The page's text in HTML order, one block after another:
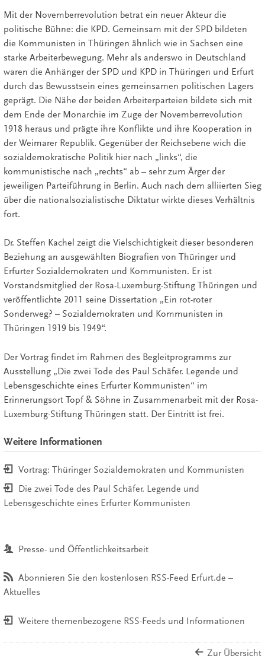
Mit der Novemberrevolution betrat ein neuer Akteur die
politische Bühne: die KPD. Gemeinsam mit der SPD bildeten
die Kommunisten in Thüringen ähnlich wie in Sachsen eine
starke Arbeiterbewegung. Mehr als anderswo in Deutschland
waren die Anhänger der SPD und KPD in Thüringen und Erfurt
durch das Bewusstsein eines gemeinsamen politischen Lagers
geprägt. Die Nähe der beiden Arbeiterparteien bildete sich mit
dem Ende der Monarchie im Zuge der Novemberrevolution
1918 heraus und prägte ihre Konflikte und ihre Kooperation in
der Weimarer Republik. Gegenüber der Reichsebene wich die
sozialdemokratische Politik hier nach „links“, die
kommunistische nach „rechts“ ab – sehr zum Ärger der
jeweiligen Parteiführung in Berlin. Auch nach dem alliierten Sieg
über die nationalsozialistische Diktatur wirkte dieses Verhältnis
fort.
Dr. Steffen Kachel zeigt die Vielschichtigkeit dieser besonderen
Beziehung an ausgewählten Biografien von Thüringer und
Erfurter Sozialdemokraten und Kommunisten. Er ist
Vorstandsmitglied der Rosa-Luxemburg-Stiftung Thüringen und
veröffentlichte 2011 seine Dissertation „Ein rot-roter
Sonderweg? – Sozialdemokraten und Kommunisten in
Thüringen 1919 bis 1949“.
Der Vortrag findet im Rahmen des Begleitprogramms zur
Ausstellung „Die zwei Tode des Paul Schäfer. Legende und
Lebensgeschichte eines Erfurter Kommunisten“ im
Erinnerungsort Topf & Söhne in Zusammenarbeit mit der Rosa-
Luxemburg-Stiftung Thüringen statt. Der Eintritt ist frei.
Weitere Informationen
Vortrag: Thüringer Sozialdemokraten und Kommunisten
Die zwei Tode des Paul Schäfer. Legende und
Lebensgeschichte eines Erfurter Kommunisten
Presse- und Öffentlichkeitsarbeit
Abonnieren Sie den kostenlosen RSS-Feed Erfurt.de –
Aktuelles
Weitere themenbezogene RSS-Feeds und Informationen
Zur Übersicht